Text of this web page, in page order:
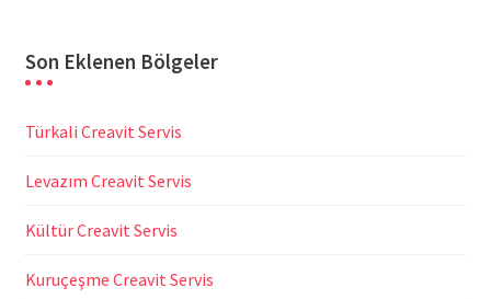
Son Eklenen Bölgeler
Türkali Creavit Servis
Levazım Creavit Servis
Kültür Creavit Servis
Kuruçeşme Creavit Servis